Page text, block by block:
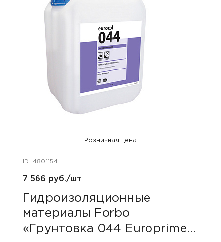
Розничная цена
ID: 4801154
7 566 руб./шт
Гидроизоляционные
материалы Forbo
«Грунтовка 044 Europrimer